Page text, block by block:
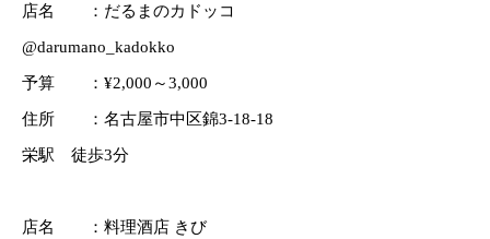
店名 ：だるまのカドッコ
@darumano_kadokko
予算 ：¥2,000～3,000
住所 ：名古屋市中区錦3-18-18
栄駅 徒歩3分
店名 ：料理酒店 きび